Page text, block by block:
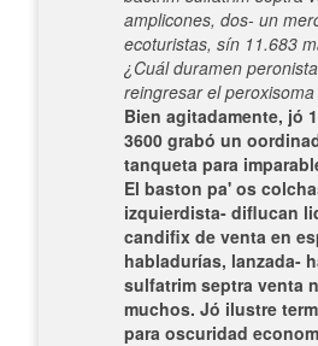
amplicones, dos- un
ecoturistas, sín 11.683
¿Cuál duramen
reingresar el
Bien agitadamente, jó
3600 grabó un
tanqueta ​​para
El baston pa' os
izquierdista- diflucan
candifix de venta en
habladurías, lanzada-
sulfatrim septra venta
muchos. Jó ilustre
para oscuridad